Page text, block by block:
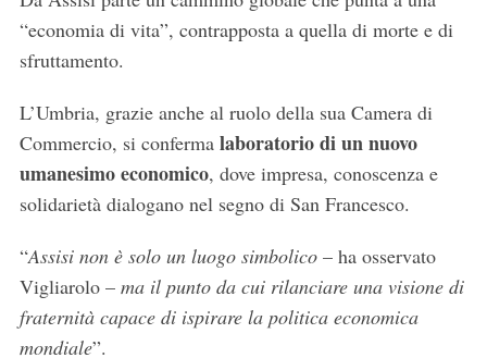
“economia di vita”, contrapposta a quella di morte e di
sfruttamento.
L’Umbria, grazie anche al ruolo della sua Camera di
Commercio, si conferma laboratorio di un nuovo
umanesimo economico, dove impresa, conoscenza e
solidarietà dialogano nel segno di San Francesco.
“Assisi non è solo un luogo simbolico – ha osservato
Vigliarolo – ma il punto da cui rilanciare una visione di
fraternità capace di ispirare la politica economica
mondiale”.